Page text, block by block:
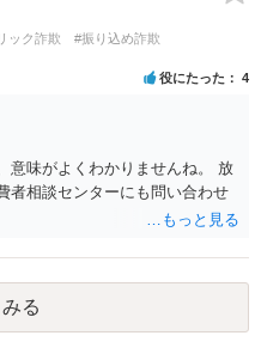
ック詐欺
#振り込め詐欺
役にたった 4
意味がよくわかりませんね。 放
者相談センターにも問い合わせ
る